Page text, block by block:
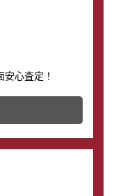
心査定！
は、時計販売の
得に新しい時計